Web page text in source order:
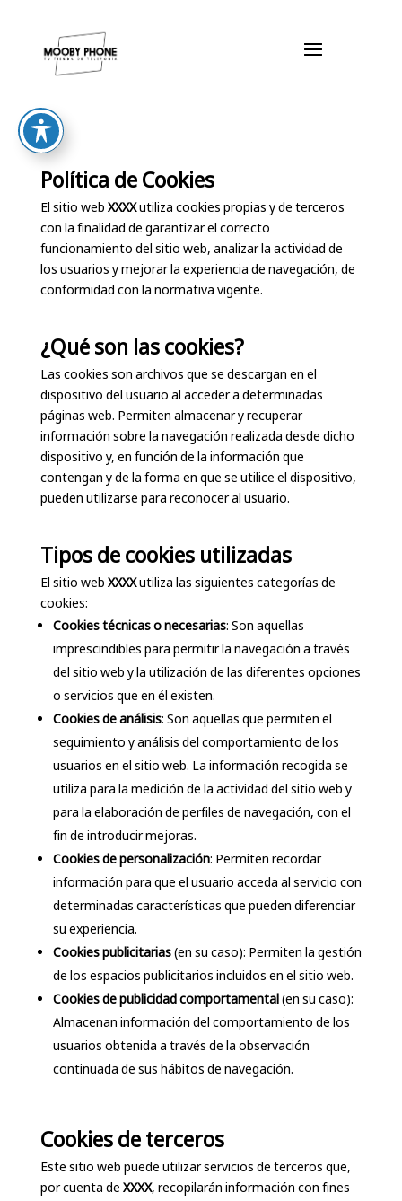
Política de Cookies
El sitio webXXXXutiliza cookies propias y de terceros
con la finalidad de garantizar el correcto
funcionamiento del sitio web, analizar la actividad de
los usuarios y mejorar la experiencia de navegación, de
conformidad con la normativa vigente.
¿Qué son las cookies?
Las cookies son archivos que se descargan en el
dispositivo del usuario al acceder a determinadas
páginas web. Permiten almacenar y recuperar
información sobre la navegación realizada desde dicho
dispositivo y, en función de la información que
contengan y de la forma en que se utilice el dispositivo,
pueden utilizarse para reconocer al usuario.
Tipos de cookies utilizadas
El sitio webXXXXutiliza las siguientes categorías de
cookies:
Cookies técnicas o necesarias: Son aquellas
imprescindibles para permitir la navegación a través
del sitio web y la utilización de las diferentes opciones
o servicios que en él existen.
Cookies de análisis: Son aquellas que permiten el
seguimiento y análisis del comportamiento de los
usuarios en el sitio web. La información recogida se
utiliza para la medición de la actividad del sitio web y
para la elaboración de perfiles de navegación, con el
fin de introducir mejoras.
Cookies de personalización: Permiten recordar
información para que el usuario acceda al servicio con
determinadas características que pueden diferenciar
su experiencia.
Cookies publicitarias(en su caso): Permiten la gestión
de los espacios publicitarios incluidos en el sitio web.
Cookies de publicidad comportamental(en su caso):
Almacenan información del comportamiento de los
usuarios obtenida a través de la observación
continuada de sus hábitos de navegación.
Cookies de terceros
Este sitio web puede utilizar servicios de terceros que,
por cuenta deXXXX, recopilarán información con fines